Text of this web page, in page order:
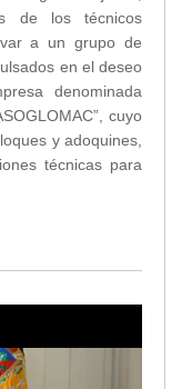
de los técnicos
a un grupo de
en el deseo
denominada
cuyo
y adoquines,
técnicas para